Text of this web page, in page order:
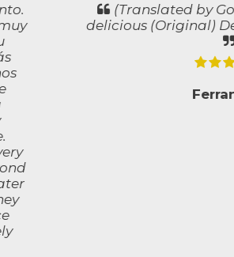
by Google) Delicious and
Delicioses i bonissimes